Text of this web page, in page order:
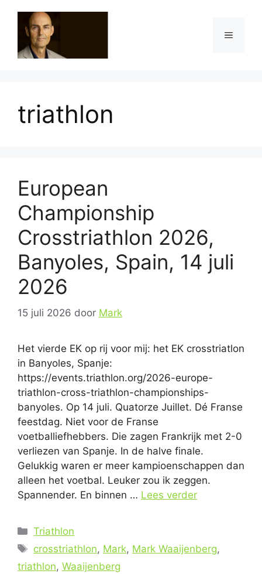
inhoud
Menu
triathlon
European
Championship
Crosstriathlon 2026,
Banyoles, Spain, 14 juli
2026
15 juli 2026 door Mark
Het vierde EK op rij voor mij: het EK crosstriatlon
in Banyoles, Spanje:
https://events.triathlon.org/2026-europe-
triathlon-cross-triathlon-championships-
banyoles. Op 14 juli. Quatorze Juillet. Dé Franse
feestdag. Niet voor de Franse
voetballiefhebbers. Die zagen Frankrijk met 2-0
verliezen van Spanje. In de halve finale.
Gelukkig waren er meer kampioenschappen dan
alleen het voetbal. Leuker zou ik zeggen.
Spannender. En binnen … Lees verder
Categorieën
Triathlon
Tags
crosstriathlon, Mark, Mark Waaijenberg,
triathlon, Waaijenberg